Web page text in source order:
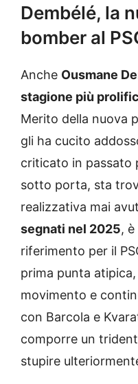
Dembélé, la
bomber al
Anche Ousmane
stagione più
Merito della nuova
gli ha cucito
criticato in passato
sotto porta, sta
realizzativa mai
segnati nel 2025,
riferimento per il
prima punta
movimento e
con Barcola e
comporre un
stupire